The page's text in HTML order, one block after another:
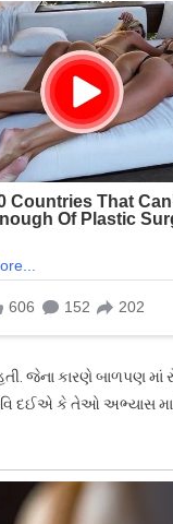
જેના કારણે બાળપણ
દઈએ કે તેઓ અભ્યાસ